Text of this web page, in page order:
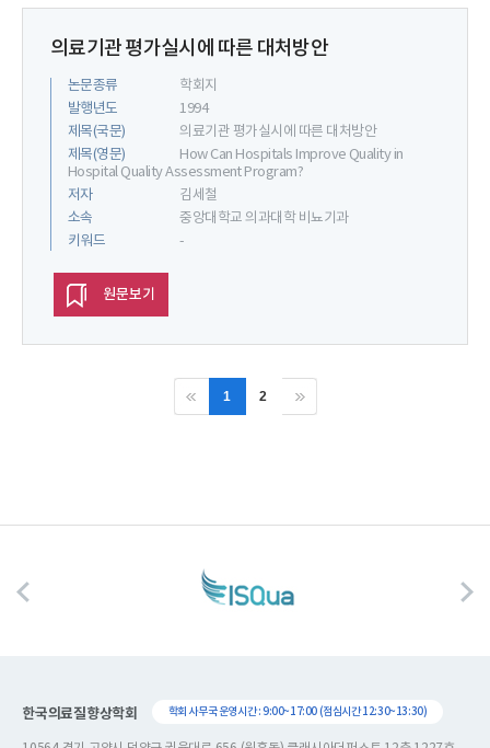
의료기관 평가실시에 따른 대처방안
논문종류
학회지
발행년도
1994
제목(국문)
의료기관 평가실시에 따른 대처방안
제목(영문)
How Can Hospitals Improve Quality in
Hospital Quality Assessment Program?
저자
김세철
소속
중앙대학교 의과대학 비뇨기과
키워드
-
원문보기
1 2
한국의료질향상학회 학회 사무국 운영시간 : 9:00~17:00 (점심시간 12:30~13:30)